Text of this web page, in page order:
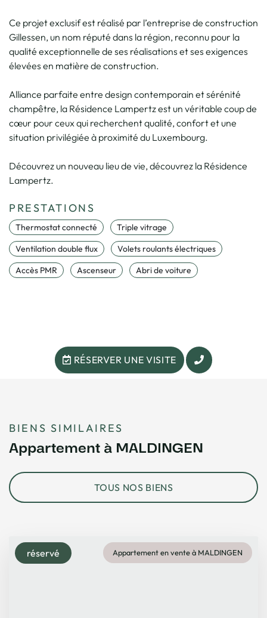
Ce projet exclusif est réalisé par l’entreprise de construction
Gillessen, un nom réputé dans la région, reconnu pour la
qualité exceptionnelle de ses réalisations et ses exigences
élevées en matière de construction.
Alliance parfaite entre design contemporain et sérénité
champêtre, la Résidence Lampertz est un véritable coup de
cœur pour ceux qui recherchent qualité, confort et une
situation privilégiée à proximité du Luxembourg.
Découvrez un nouveau lieu de vie, découvrez la Résidence
Lampertz.
PRESTATIONS
Thermostat connecté
Triple vitrage
Ventilation double flux
Volets roulants électriques
Accès PMR
Ascenseur Abri de voiture
RÉSERVER UNE VISITE
BIENS SIMILAIRES
Appartement à MALDINGEN
TOUS NOS BIENS
réservé Appartement en vente à MALDINGEN